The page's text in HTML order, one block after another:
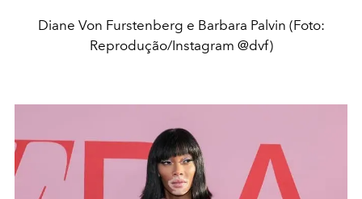
Diane Von Furstenberg e Barbara Palvin (Foto:
Reprodução/Instagram @dvf)